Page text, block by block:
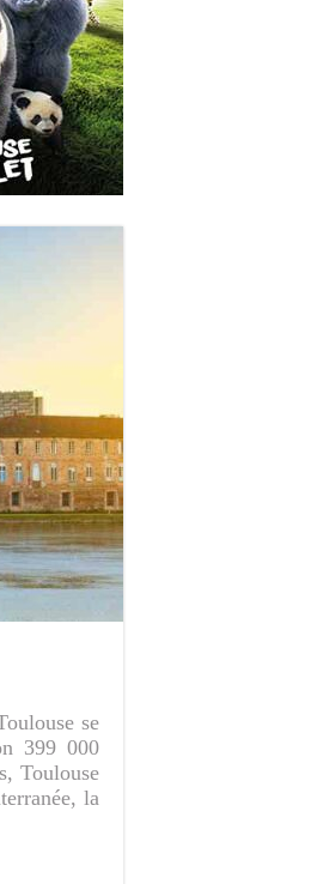
se
399 000
Toulouse
la